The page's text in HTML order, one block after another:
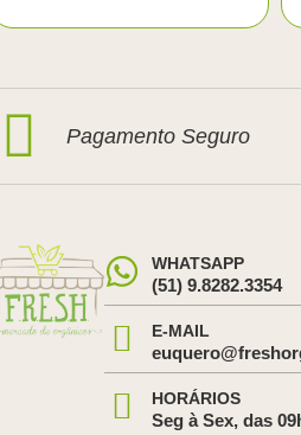
Pagamento Seguro
WHATSAPP
(51) 9.8282.3354
E-MAIL
HORÁRIOS
Seg à Sex, das